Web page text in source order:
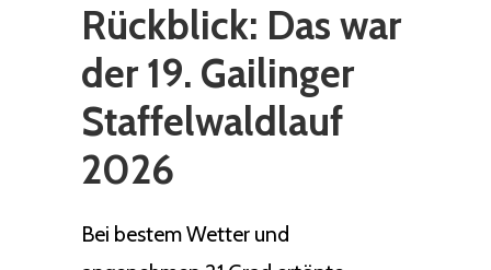
Rückblick: Das war
der 19. Gailinger
Staffelwaldlauf
2026
Bei bestem Wetter und